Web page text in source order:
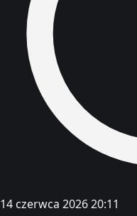
14 czerwca 2026 20:11